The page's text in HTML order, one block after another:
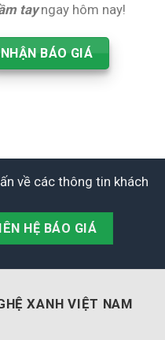
tayngay hôm nay!
NHẬN BÁO GIÁ
về các thông tin khách
HỆ BÁO GIÁ
XANH VIỆT NAM